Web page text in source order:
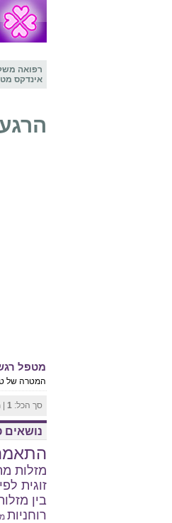
רפואה
אינדקס
מטפל
המטרה של
סך הכל: 1
נושאים
מזלות
זוגית
בין
רוחניות